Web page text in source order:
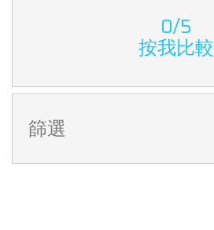
0/5
按我比較
篩選